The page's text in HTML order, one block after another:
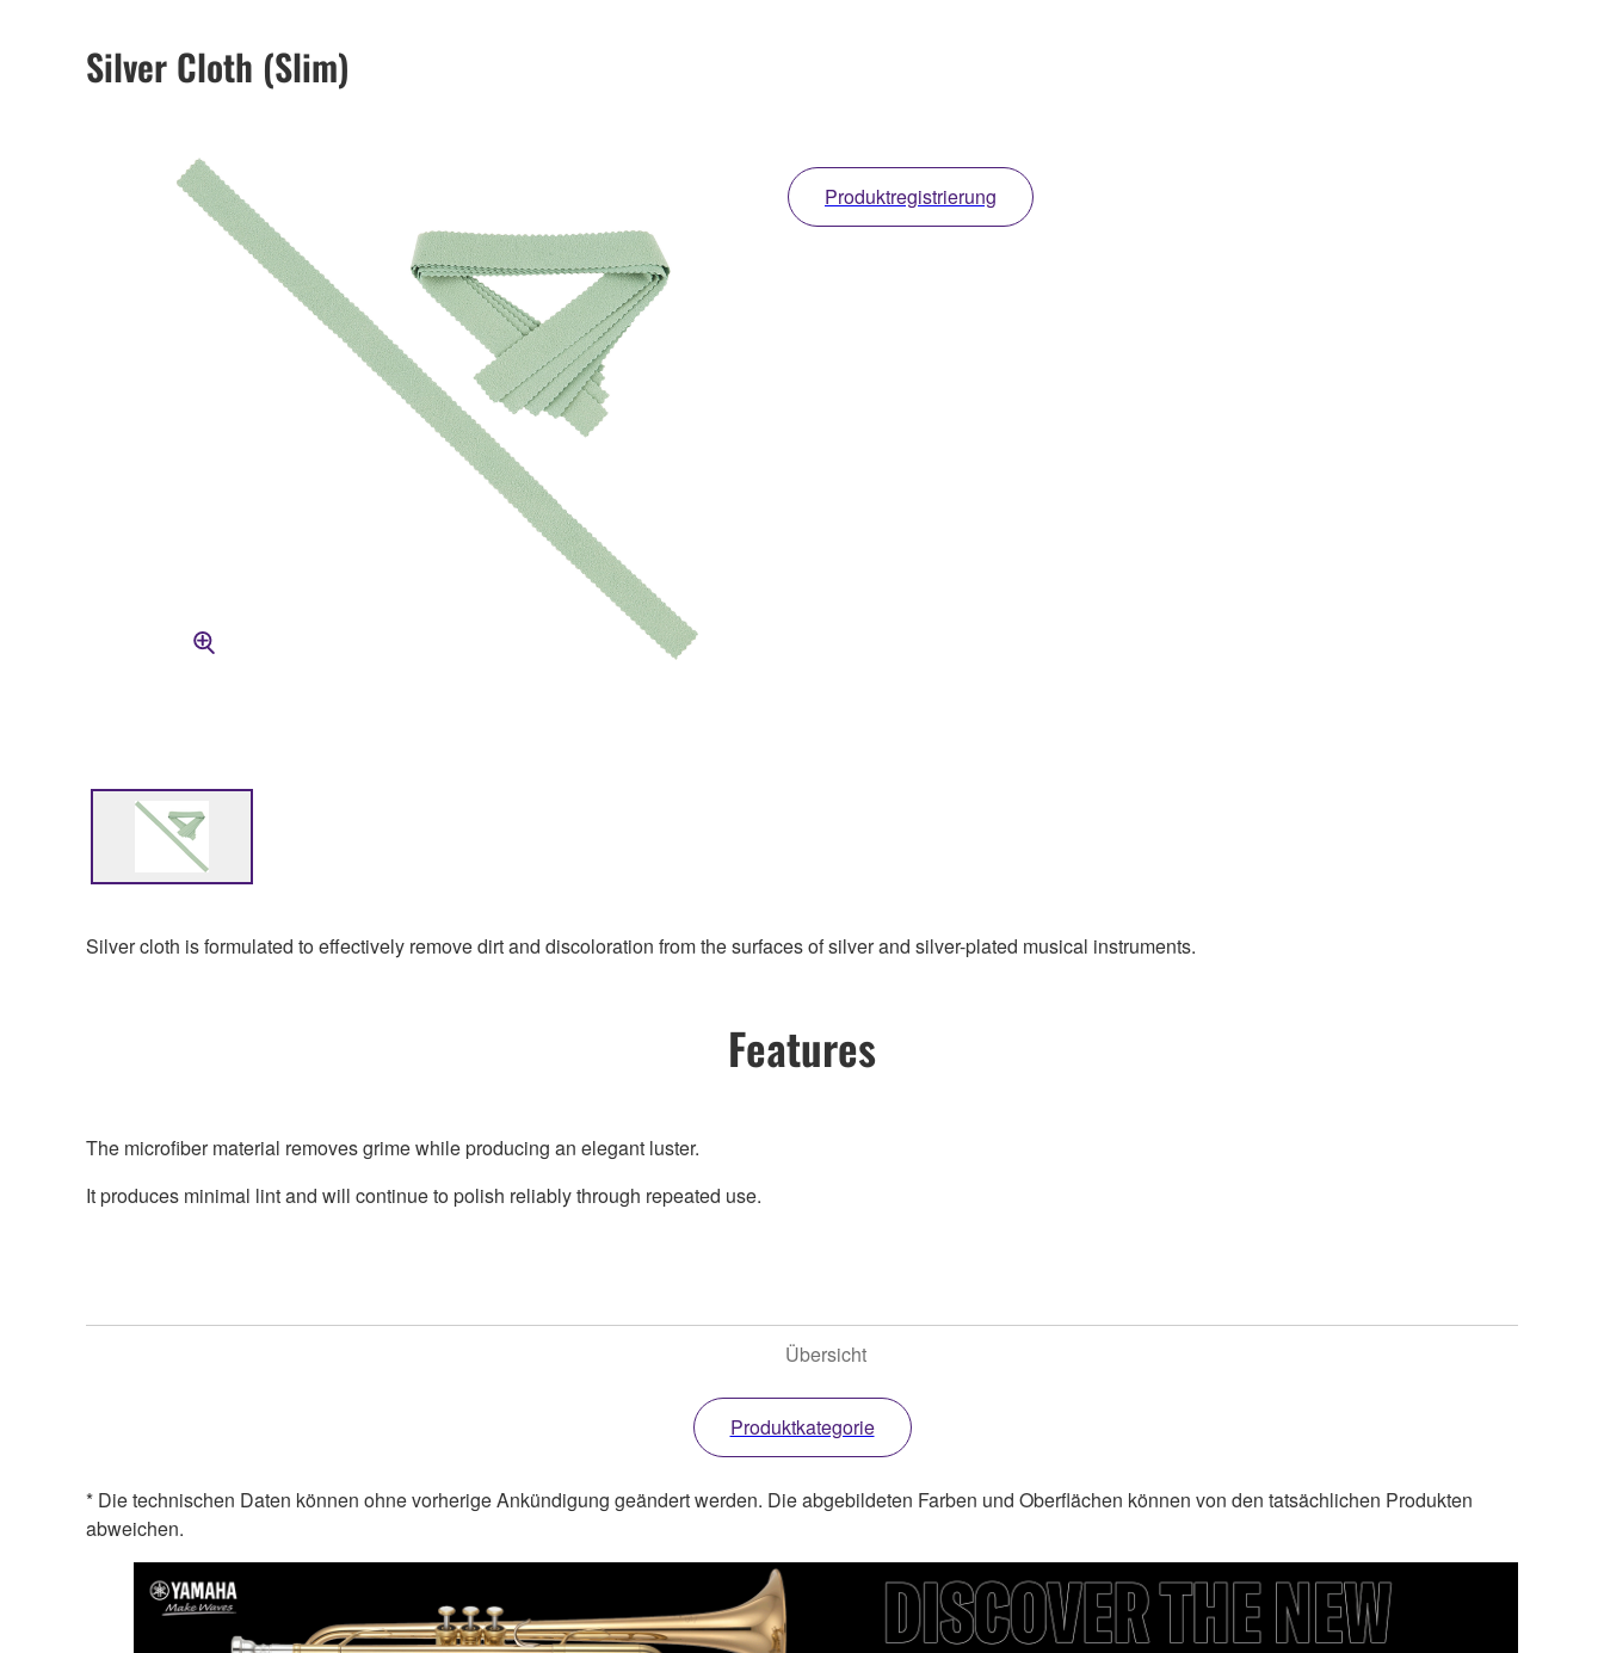
Silver Cloth (Slim)
Produktregistrierung
Silver cloth is formulated to effectively remove dirt and discoloration from the surfaces of silver and silver-plated musical instruments.
Features
The microfiber material removes grime while producing an elegant luster.
It produces minimal lint and will continue to polish reliably through repeated use.
Übersicht
Produktkategorie
* Die technischen Daten können ohne vorherige Ankündigung geändert werden. Die abgebildeten Farben und Oberflächen können von den tatsächlichen Produkten
abweichen.